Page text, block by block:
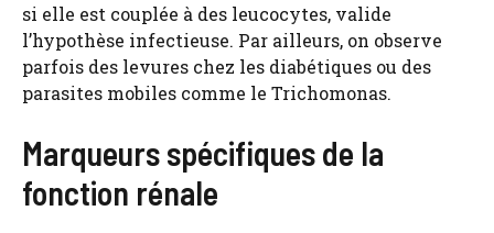
si elle est couplée à des leucocytes, valide
l’hypothèse infectieuse. Par ailleurs, on observe
parfois des levures chez les diabétiques ou des
parasites mobiles comme le Trichomonas.
Marqueurs spécifiques de la
fonction rénale